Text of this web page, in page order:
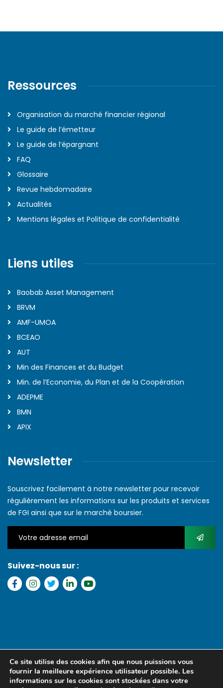
Ressources
Organisation du marché financier régional
Le guide de l’émetteur
Le guide de l’épargnant
FAQ
Glossaire
Revue hebdomadaire
Actualités
Mentions légales et Politique de confidentialité
Liens utiles
Baobab Asset Management
BRVM
AMF-UMOA
BCEAO
AUT
Min des Finances et du Budget
Min. de l’Economie, du Plan et de la Coopération
ADEPME
BMN
APIX
Newsletter
Souscrivez facilement à notre newsletter pour recevoir
régulièrement les informations sur les produits et services
de FGI ainsi que sur le marché boursier.
Suivez-nous sur :
MEDIA SENEGAL
Ce site utilise des cookies afin que nous puissions vous
fournir la meilleure expérience utilisateur possible. Les
informations sur les cookies sont stockées dans votre